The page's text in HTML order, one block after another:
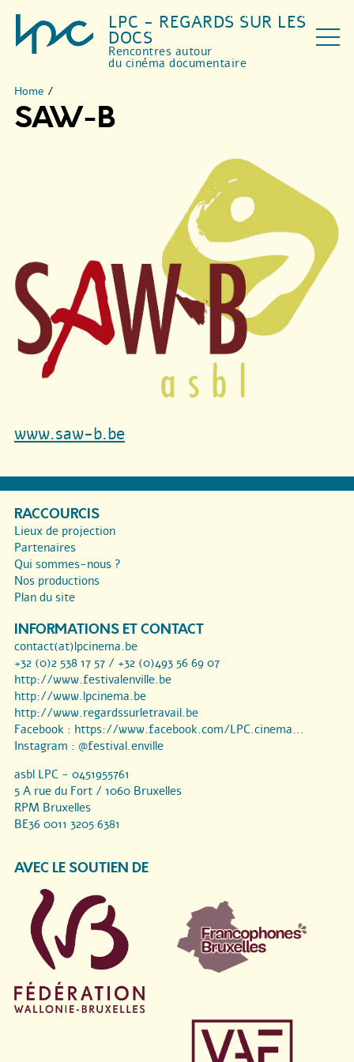
LPC - REGARDS SUR LES
DOCS
Rencontres autour
du cinéma documentaire
Home /
SAW-B
www.saw-b.be
RACCOURCIS
Lieux de projection
Partenaires
Qui sommes-nous ?
Nos productions
Plan du site
INFORMATIONS ET CONTACT
contact(at)lpcinema.be
+32 (0)2 538 17 57 / +32 (0)493 56 69 07
http://www.festivalenville.be
http://www.lpcinema.be
http://www.regardssurletravail.be
Facebook : https://www.facebook.com/LPC.cinema...
Instagram : @festival.enville
asbl LPC - 0451955761
5 A rue du Fort / 1060 Bruxelles
RPM Bruxelles
BE36 0011 3205 6381
AVEC LE SOUTIEN DE